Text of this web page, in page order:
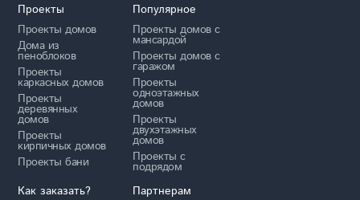
Проекты
Проекты домов
Дома из
пеноблоков
Проекты
каркасных домов
Проекты
деревянных
домов
Проекты
кирпичных домов
Проекты бани
Популярное
Проекты домов с
мансардой
Проекты домов с
гаражом
Проекты
одноэтажных
домов
Проекты
двухэтажных
домов
Проекты с
подрядом
Как заказать?
Партнерам